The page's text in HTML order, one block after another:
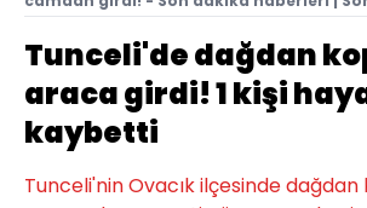
Tunceli'de dağdan
araca girdi! 1 kişi
kaybetti
Tunceli'nin Ovacık ilçesinde